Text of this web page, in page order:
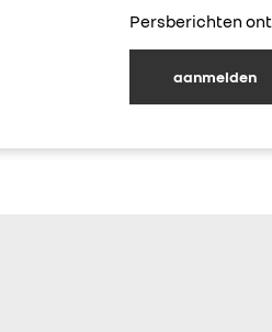
Persberichten
aanmelden